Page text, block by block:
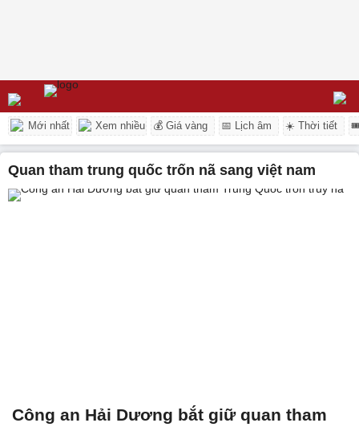
Mới nhất Xem nhiều 💰 Giá vàng 📅 Lịch âm ☀️ Thời tiết
quan tham trung quốc trốn nã sang việt nam
Công an Hải Dương bắt giữ quan tham